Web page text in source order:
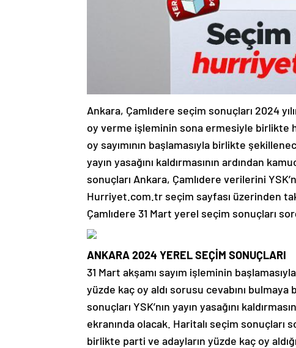
Ankara, Çamlıdere seçim sonuçları 2024
oy verme işleminin sona ermesiyle birlikte
oy sayımının başlamasıyla birlikte
yayın yasağını kaldırmasının ardından
sonuçları Ankara, Çamlıdere verilerini
Hurriyet.com.tr seçim sayfası üzerinden
Çamlıdere 31 Mart yerel seçim sonuçları
ANKARA 2024 YEREL SEÇİM SONUÇLARI
31 Mart akşamı sayım işleminin
yüzde kaç oy aldı sorusu cevabını
sonuçları YSK’nın yayın yasağını
ekranında olacak. Haritalı seçim sonuçları
birlikte parti ve adayların yüzde kaç oy